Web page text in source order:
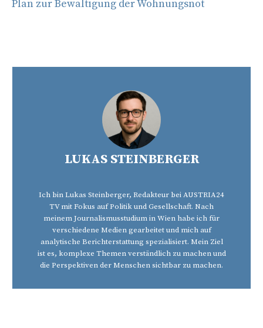
Plan zur Bewältigung der Wohnungsnot
LUKAS STEINBERGER
Ich bin Lukas Steinberger, Redakteur bei AUSTRIA24
TV mit Fokus auf Politik und Gesellschaft. Nach
meinem Journalismusstudium in Wien habe ich für
verschiedene Medien gearbeitet und mich auf
analytische Berichterstattung spezialisiert. Mein Ziel
ist es, komplexe Themen verständlich zu machen und
die Perspektiven der Menschen sichtbar zu machen.